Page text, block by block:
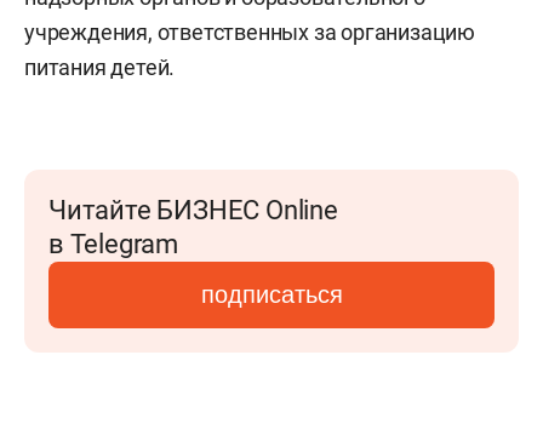
учреждения, ответственных за организацию
питания детей.
Читайте БИЗНЕС Online
в Telegram
подписаться